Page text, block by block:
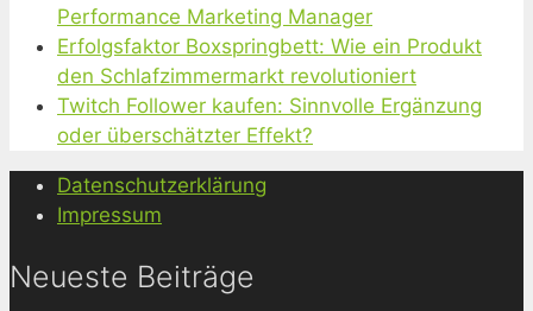
Performance Marketing Manager
Erfolgsfaktor Boxspringbett: Wie ein Produkt
den Schlafzimmermarkt revolutioniert
Twitch Follower kaufen: Sinnvolle Ergänzung
oder überschätzter Effekt?
Datenschutzerklärung
Impressum
Neueste Beiträge